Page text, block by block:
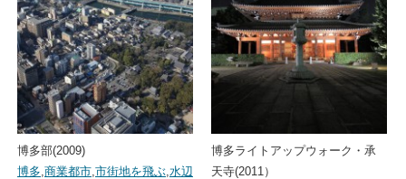
博多部(2009)
博多,商業都市,市街地を飛ぶ,水辺
博多ライトアップウォーク・承
天寺(2011）